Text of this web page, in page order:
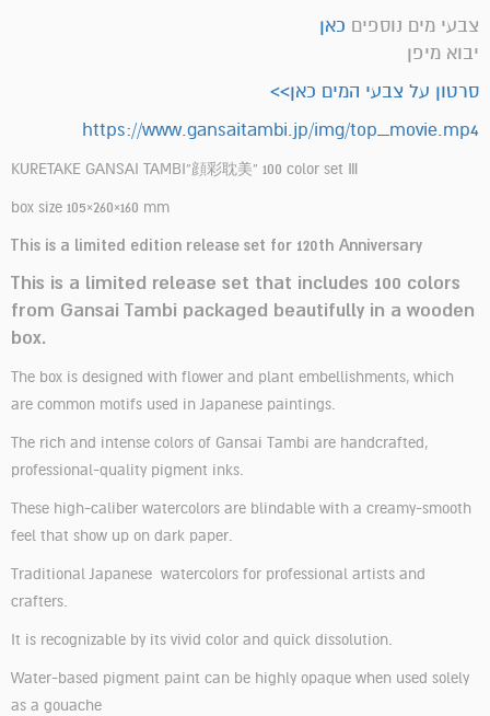
צבעי מים נוספים כאן
יבוא מיפן
סרטון על צבעי המים כאן>>
https://www.gansaitambi.jp/img/top_movie.mp4
KURETAKE GANSAI TAMBI”顔彩耽美” 100 color set Ⅲ
box size 105×260×160 mm
This is a limited edition release set for 120th Anniversary
This is a limited release set that includes 100 colors
from Gansai Tambi packaged beautifully in a wooden
box.
The box is designed with flower and plant embellishments, which
are common motifs used in Japanese paintings.
The rich and intense colors of Gansai Tambi are handcrafted,
professional-quality pigment inks.
These high-caliber watercolors are blindable with a creamy-smooth
feel that show up on dark paper.
Traditional Japanese watercolors for professional artists and
crafters.
It is recognizable by its vivid color and quick dissolution.
Water-based pigment paint can be highly opaque when used solely
as a gouache